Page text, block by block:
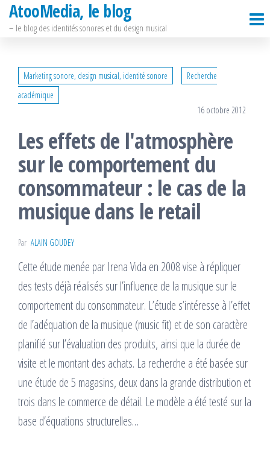
Passer
AtooMedia, le blog
– le blog des identités sonores et du design musical
Marketing sonore, design musical, identité sonore
Recherche
académique
16 octobre 2012
Les effets de l'atmosphère
sur le comportement du
consommateur : le cas de la
musique dans le retail
Par ALAIN GOUDEY
Cette étude menée par Irena Vida en 2008 vise à répliquer
des tests déjà réalisés sur l’influence de la musique sur le
comportement du consommateur. L’étude s’intéresse à l’effet
de l’adéquation de la musique (music fit) et de son caractère
planifié sur l’évaluation des produits, ainsi que la durée de
visite et le montant des achats. La recherche a été basée sur
une étude de 5 magasins, deux dans la grande distribution et
trois dans le commerce de détail. Le modèle a été testé sur la
base d’équations structurelles…